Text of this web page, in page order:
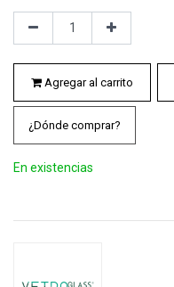
Agregar al carrito
¿Dónde comprar?
En existencias